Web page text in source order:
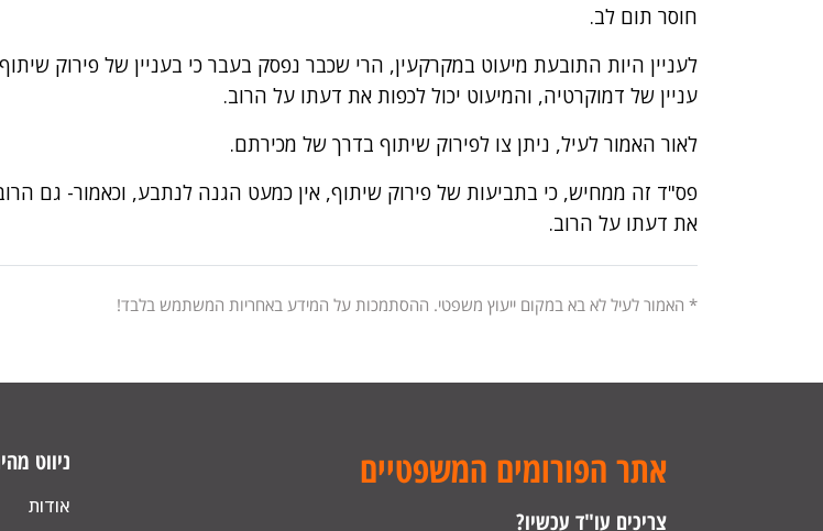
חוסר תום לב.
לעניין היות התובעת מיעוט במקרקעין, הרי שכבר נפסק בעבר כי בעניין של פירוק
עניין של דמוקרטיה, והמיעוט יכול לכפות את דעתו על הרוב.
לאור האמור לעיל, ניתן צו לפירוק שיתוף בדרך של מכירתם.
פס"ד זה ממחיש, כי בתביעות של פירוק שיתוף, אין כמעט הגנה לנתבע, וכאמור- גם הרוב
את דעתו על הרוב.
* האמור לעיל לא בא במקום ייעוץ משפטי. ההסתמכות על המידע באחריות המשתמש בלבד!
אתר הפורומים המשפטיים
צריכים עו"ד עכשיו?
ניווט
אודות